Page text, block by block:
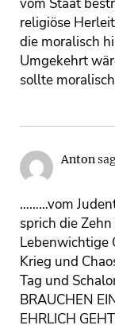
vom Staat
religiöse
die moralisch
Umgekehrt
sollte
Anton
………vom
sprich die
Lebenwichtige
Krieg und
Tag und
BRAUCHEN
EHRLICH